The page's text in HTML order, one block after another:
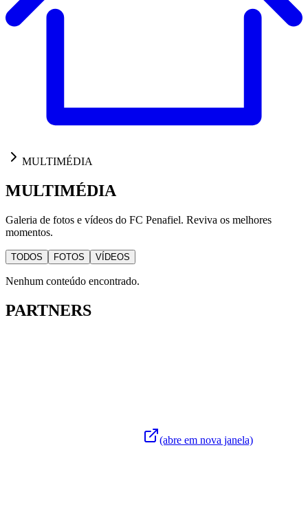
MULTIMÉDIA
MULTIMÉDIA
Galeria de fotos e vídeos do FC Penafiel. Reviva os melhores
momentos.
TODOS FOTOS VÍDEOS
Nenhum conteúdo encontrado.
PARTNERS
(abre em nova janela)